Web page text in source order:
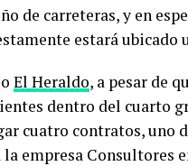
de carreteras, y en
estará ubicado
El Heraldo, a pesar de
dentro del cuarto
cuatro contratos, uno
empresa Consultores